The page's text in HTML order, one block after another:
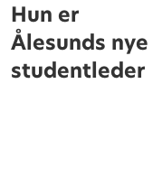
Hun er
Ålesunds nye
studentleder